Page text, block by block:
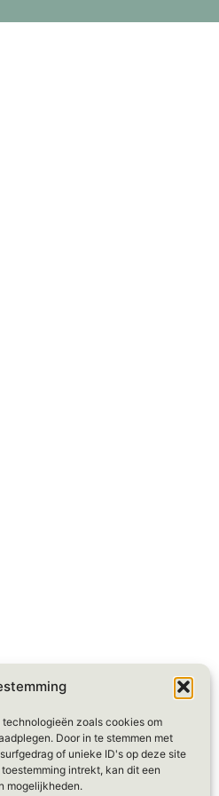
zoals cookies om
Door in te stemmen met
of unieke ID's op deze site
intrekt, kan dit een
mogelijkheden.